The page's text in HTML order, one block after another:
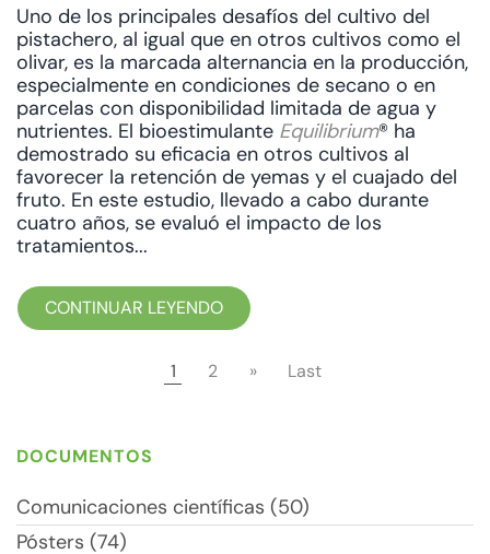
Uno de los principales desafíos del cultivo del
pistachero, al igual que en otros cultivos como el
olivar, es la marcada alternancia en la producción,
especialmente en condiciones de secano o en
parcelas con disponibilidad limitada de agua y
nutrientes. El bioestimulante Equilibrium® ha
demostrado su eficacia en otros cultivos al
favorecer la retención de yemas y el cuajado del
fruto. En este estudio, llevado a cabo durante
cuatro años, se evaluó el impacto de los
tratamientos...
CONTINUAR LEYENDO
1 2 » Last
DOCUMENTOS
Comunicaciones científicas (50)
Pósters (74)